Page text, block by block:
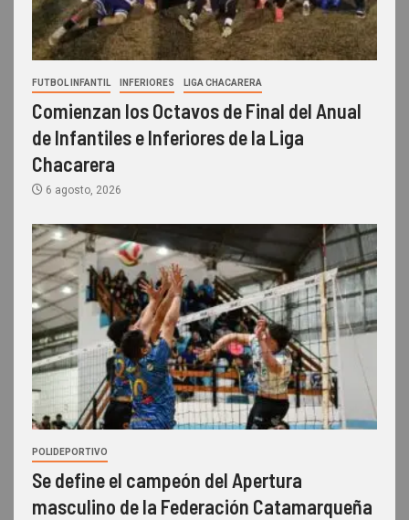
FUTBOL INFANTIL INFERIORES LIGA CHACARERA
Comienzan los Octavos de Final del Anual
de Infantiles e Inferiores de la Liga
Chacarera
6 agosto, 2026
POLIDEPORTIVO
Se define el campeón del Apertura
masculino de la Federación Catamarqueña